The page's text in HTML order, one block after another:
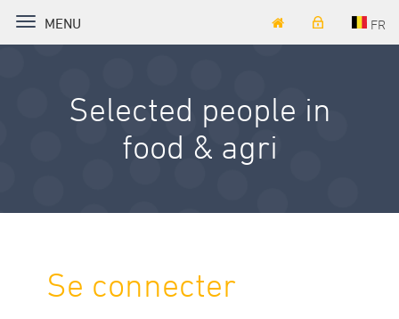
TOGGLE NAVIGATION
MENU FR
Selected people in
food & agri
Se connecter